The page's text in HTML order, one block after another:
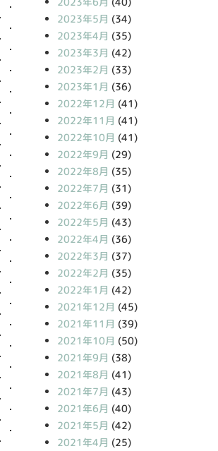
2023年5月 (34)
2023年4月 (35)
2023年3月 (42)
2023年2月 (33)
2023年1月 (36)
2022年12月 (41)
2022年11月 (41)
2022年10月 (41)
2022年9月 (29)
2022年8月 (35)
2022年7月 (31)
2022年6月 (39)
2022年5月 (43)
2022年4月 (36)
2022年3月 (37)
2022年2月 (35)
2022年1月 (42)
2021年12月 (45)
2021年11月 (39)
2021年10月 (50)
2021年9月 (38)
2021年8月 (41)
2021年7月 (43)
2021年6月 (40)
2021年5月 (42)
2021年4月 (25)